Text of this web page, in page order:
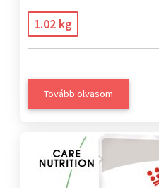
1.02 kg
Tovább olvasom